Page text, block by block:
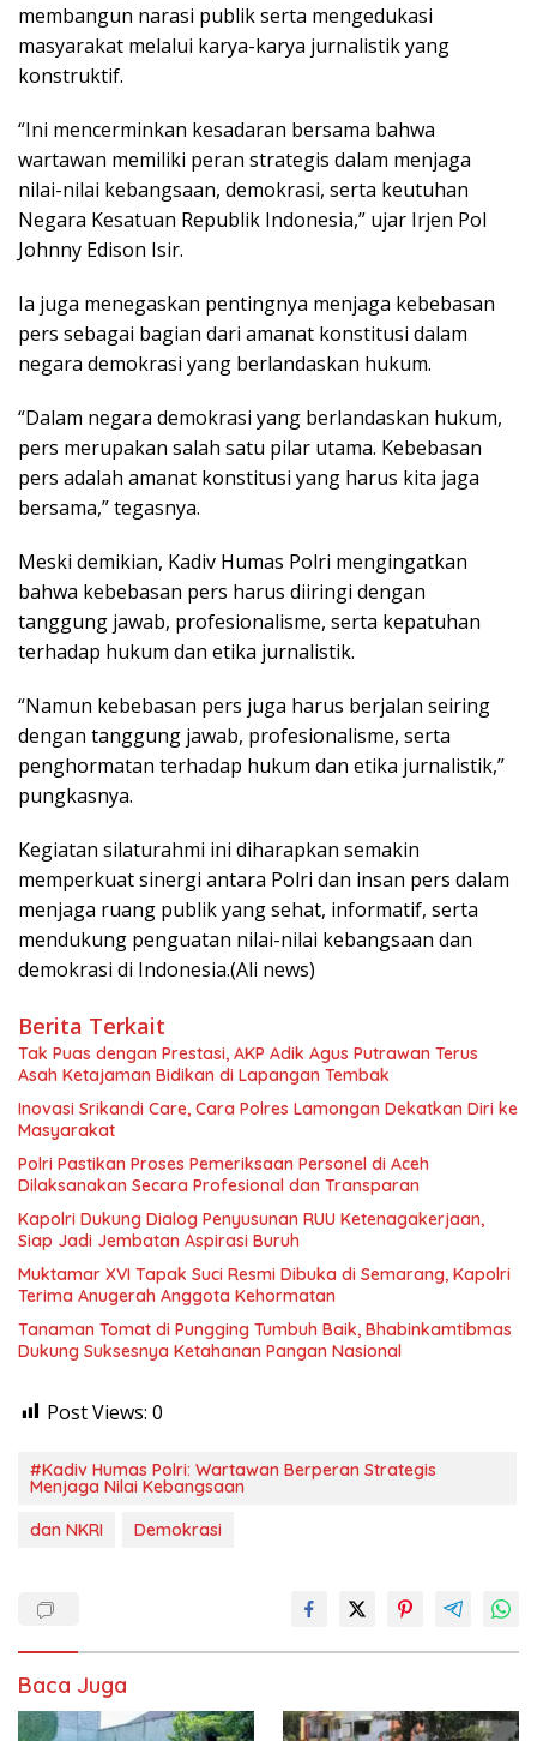
membangun narasi publik serta mengedukasi
masyarakat melalui karya-karya jurnalistik yang
konstruktif.
“Ini mencerminkan kesadaran bersama bahwa
wartawan memiliki peran strategis dalam menjaga
nilai-nilai kebangsaan, demokrasi, serta keutuhan
Negara Kesatuan Republik Indonesia,” ujar Irjen Pol
Johnny Edison Isir.
Ia juga menegaskan pentingnya menjaga kebebasan
pers sebagai bagian dari amanat konstitusi dalam
negara demokrasi yang berlandaskan hukum.
“Dalam negara demokrasi yang berlandaskan hukum,
pers merupakan salah satu pilar utama. Kebebasan
pers adalah amanat konstitusi yang harus kita jaga
bersama,” tegasnya.
Meski demikian, Kadiv Humas Polri mengingatkan
bahwa kebebasan pers harus diiringi dengan
tanggung jawab, profesionalisme, serta kepatuhan
terhadap hukum dan etika jurnalistik.
“Namun kebebasan pers juga harus berjalan seiring
dengan tanggung jawab, profesionalisme, serta
penghormatan terhadap hukum dan etika jurnalistik,”
pungkasnya.
Kegiatan silaturahmi ini diharapkan semakin
memperkuat sinergi antara Polri dan insan pers dalam
menjaga ruang publik yang sehat, informatif, serta
mendukung penguatan nilai-nilai kebangsaan dan
demokrasi di Indonesia.(Ali news)
Berita Terkait
Tak Puas dengan Prestasi, AKP Adik Agus Putrawan Terus
Asah Ketajaman Bidikan di Lapangan Tembak
Inovasi Srikandi Care, Cara Polres Lamongan Dekatkan Diri ke
Masyarakat
Polri Pastikan Proses Pemeriksaan Personel di Aceh
Dilaksanakan Secara Profesional dan Transparan
Kapolri Dukung Dialog Penyusunan RUU Ketenagakerjaan,
Siap Jadi Jembatan Aspirasi Buruh
Muktamar XVI Tapak Suci Resmi Dibuka di Semarang, Kapolri
Terima Anugerah Anggota Kehormatan
Tanaman Tomat di Pungging Tumbuh Baik, Bhabinkamtibmas
Dukung Suksesnya Ketahanan Pangan Nasional
Post Views: 0
#Kadiv Humas Polri: Wartawan Berperan Strategis
Menjaga Nilai Kebangsaan
dan NKRI
Demokrasi
Baca Juga